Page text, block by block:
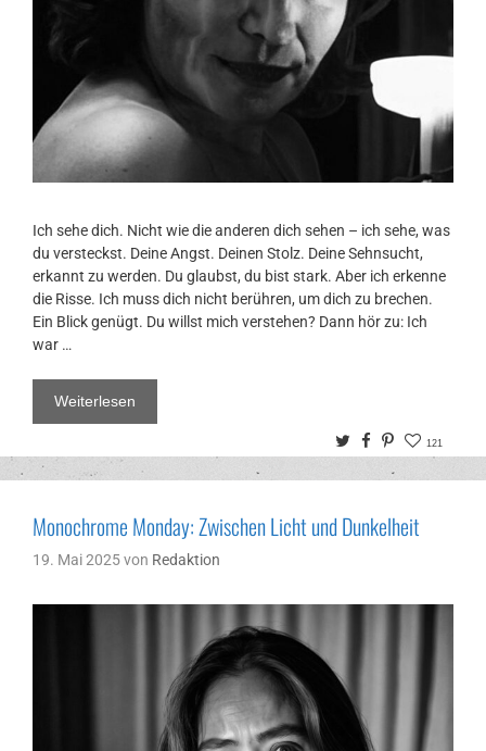
Ich sehe dich. Nicht wie die anderen dich sehen – ich sehe, was
du versteckst. Deine Angst. Deinen Stolz. Deine Sehnsucht,
erkannt zu werden. Du glaubst, du bist stark. Aber ich erkenne
die Risse. Ich muss dich nicht berühren, um dich zu brechen.
Ein Blick genügt. Du willst mich verstehen? Dann hör zu: Ich
war …
Weiterlesen
TwitterFacebook
Pinterest
121
Monochrome Monday: Zwischen Licht und Dunkelheit
19. Mai 2025von Redaktion